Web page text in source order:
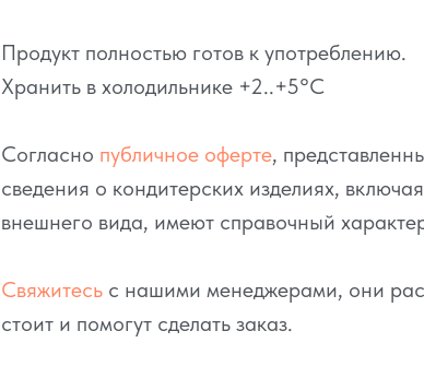
Продукт полностью готов к употреблению.
Хранить в холодильнике +2..+5°C
Согласно публичное оферте,
сведения о кондитерских изделиях,
внешнего вида, имеют справочный
Свяжитесь с нашими менеджерами, они
стоит и помогут сделать заказ.